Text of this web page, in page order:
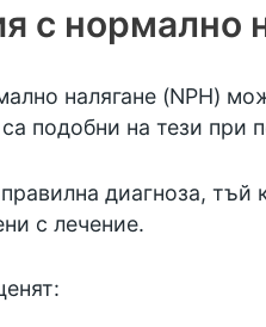
с нормално
налягане (NPH)
подобни на тези при
диагноза,
с лечение.